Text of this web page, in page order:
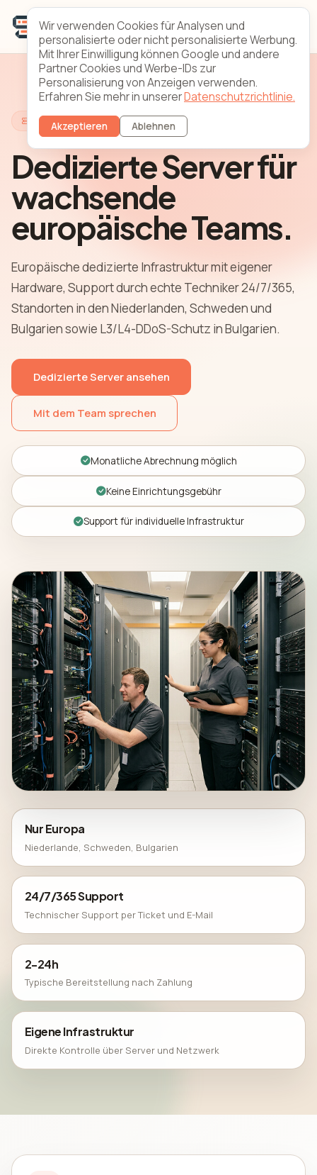
Europäische dedizierte Infrastruktur
Dedizierte Server für
wachsende
europäische Teams.
Europäische dedizierte Infrastruktur mit eigener
Hardware, Support durch echte Techniker 24/7/365,
Standorten in den Niederlanden, Schweden und
Bulgarien sowie L3/L4-DDoS-Schutz in Bulgarien.
Dedizierte Server ansehen
Mit dem Team sprechen
Monatliche Abrechnung möglich
Keine Einrichtungsgebühr
Support für individuelle Infrastruktur
Nur Europa
Niederlande, Schweden, Bulgarien
24/7/365 Support
Technischer Support per Ticket und E-Mail
2-24h
Typische Bereitstellung nach Zahlung
Eigene Infrastruktur
Direkte Kontrolle über Server und Netzwerk
Wir verwenden Cookies für Analysen und
personalisierte oder nicht personalisierte Werbung.
Mit Ihrer Einwilligung können Google und andere
Partner Cookies und Werbe-IDs zur
Personalisierung von Anzeigen verwenden.
Erfahren Sie mehr in unsererDatenschutzrichtlinie.
Akzeptieren Ablehnen